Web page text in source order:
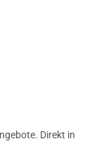
Direkt in